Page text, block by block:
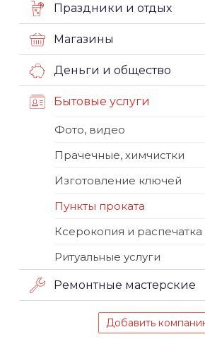
Праздники и отдых
Магазины
Деньги и общество
Бытовые услуги
Фото, видео
Прачечные, химчистки
Изготовление ключей
Пункты проката
Ксерокопия и распечатка
Ритуальные услуги
Ремонтные мастерские
Добавить